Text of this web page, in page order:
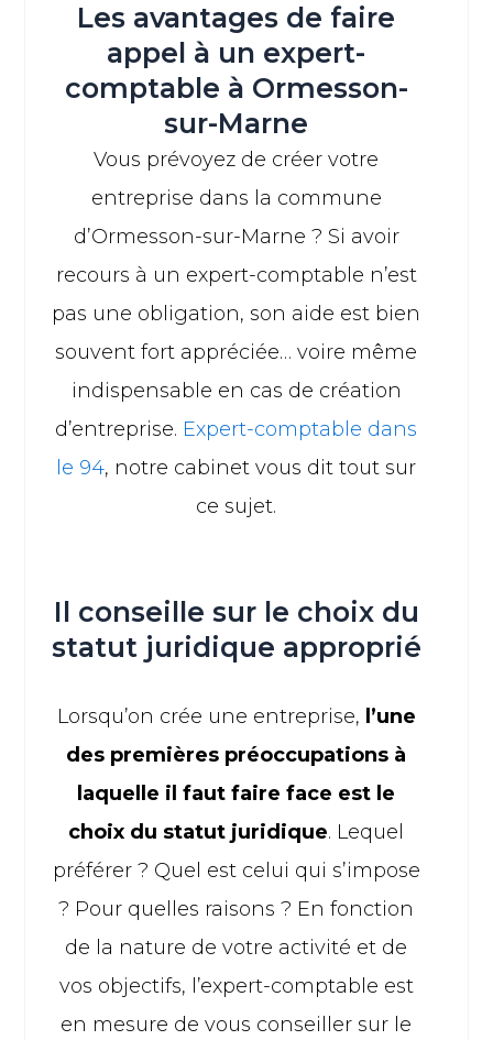
Les avantages de faire
appel à un expert-
comptable à Ormesson-
sur-Marne
Vous prévoyez de créer votre
entreprise dans la commune
d’Ormesson-sur-Marne ? Si avoir
recours à un expert-comptable n’est
pas une obligation, son aide est bien
souvent fort appréciée… voire même
indispensable en cas de création
d’entreprise. Expert-comptable dans
le 94, notre cabinet vous dit tout sur
ce sujet.
Il conseille sur le choix du
statut juridique approprié
Lorsqu’on crée une entreprise, l’une
des premières préoccupations à
laquelle il faut faire face est le
choix du statut juridique. Lequel
préférer ? Quel est celui qui s’impose
? Pour quelles raisons ? En fonction
de la nature de votre activité et de
vos objectifs, l’expert-comptable est
en mesure de vous conseiller sur le